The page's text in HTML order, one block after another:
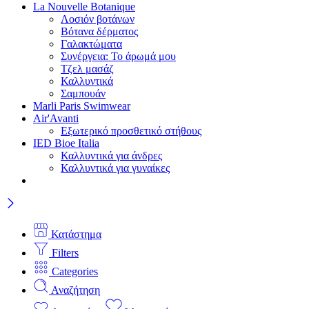
La Nouvelle Botanique
Λοσιόν βοτάνων
Βότανα δέρματος
Γαλακτώματα
Συνέργεια: Το άρωμά μου
Τζελ μασάζ
Καλλυντικά
Σαμπουάν
Marli Paris Swimwear
Air'Avanti
Εξωτερικό προσθετικό στήθους
IED Bioe Italia
Καλλυντικά για άνδρες
Καλλυντικά για γυναίκες
Κατάστημα
Filters
Categories
Αναζήτηση